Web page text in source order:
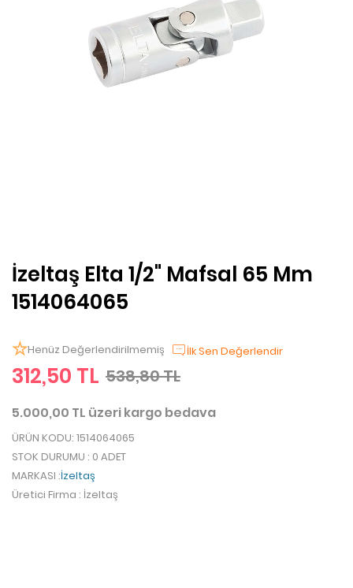
İzeltaş Elta 1/2" Mafsal 65 Mm
1514064065
Henüz Değerlendirilmemiş İlk Sen Değerlendir
312,50 TL 538,80 TL
5.000,00 TL üzeri kargo bedava
ÜRÜN KODU: 1514064065
STOK DURUMU : 0 ADET
MARKASI :İzeltaş
Üretici Firma : İzeltaş